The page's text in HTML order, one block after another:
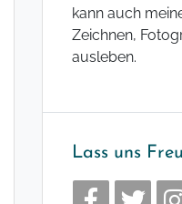
kann auch
Zeichnen,
ausleben.
Lass uns